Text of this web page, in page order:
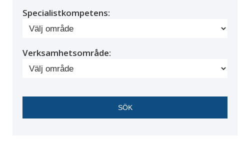
Specialistkompetens:
Verksamhetsområde: